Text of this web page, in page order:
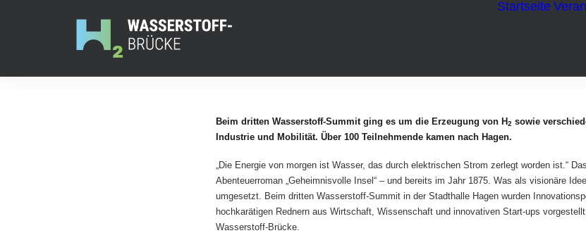
Startseite
Beim dritten Wasserstoff-Summit ging es um die Erzeugung von H2 sowie
Industrie und Mobilität. Über 100 Teilnehmende kamen nach Hagen.
„Die Energie von morgen ist Wasser, das durch elektrischen Strom zerlegt worden ist.“
Abenteuerroman „Geheimnisvolle Insel“ – und bereits im Jahr 1875. Was als visionäre
umgesetzt. Beim dritten Wasserstoff-Summit in der Stadthalle Hagen wurden
hochkarätigen Rednern aus Wirtschaft, Wissenschaft und innovativen Start-ups
Wasserstoff-Brücke.